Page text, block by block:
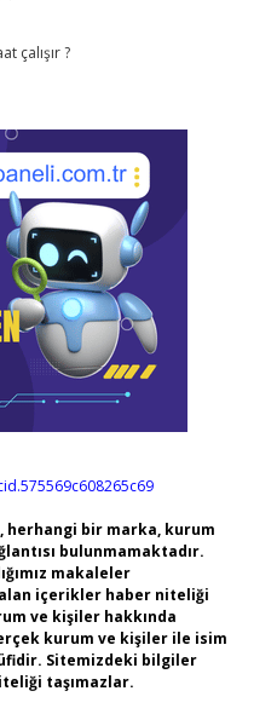
çalışır ?
herhangi bir marka, kurum
bulunmamaktadır.
makaleler
içerikler haber niteliği
ve kişiler hakkında
kurum ve kişiler ile isim
Sitemizdeki bilgiler
taşımazlar.